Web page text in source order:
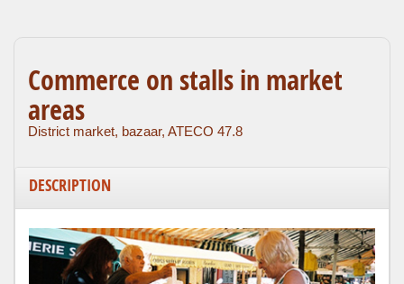
Commerce on stalls in market
areas
District market, bazaar, ATECO 47.8
DESCRIPTION